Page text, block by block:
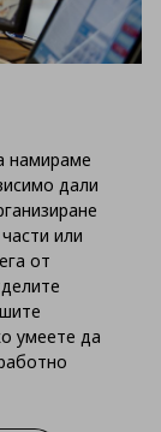
намираме
дали
или
от
умеете да